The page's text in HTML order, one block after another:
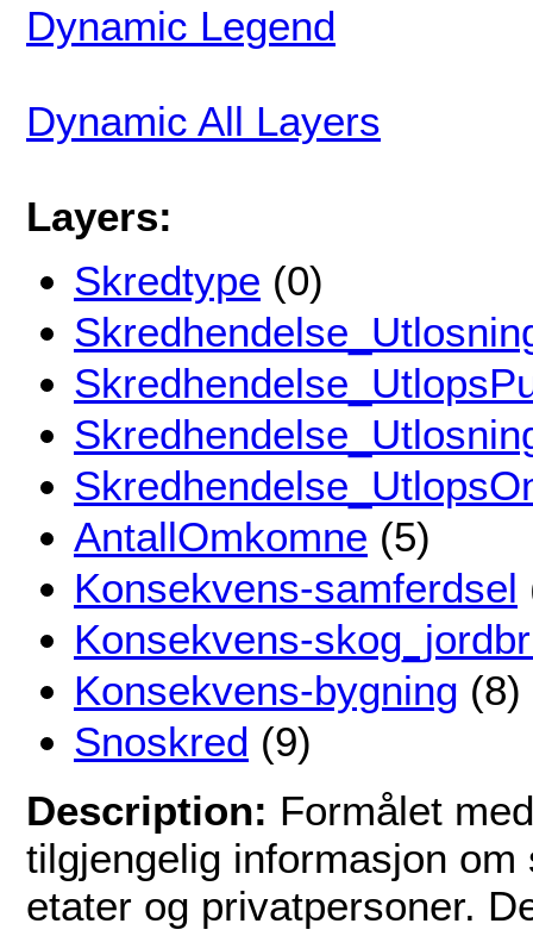
Dynamic Legend
Dynamic All Layers
Layers:
Skredtype (0)
AntallOmkomne (5)
Konsekvens-samferdsel
Konsekvens-
Konsekvens-bygning (8)
Snoskred (9)
Description: Formålet
tilgjengelig informasjon
etater og privatpersoner.